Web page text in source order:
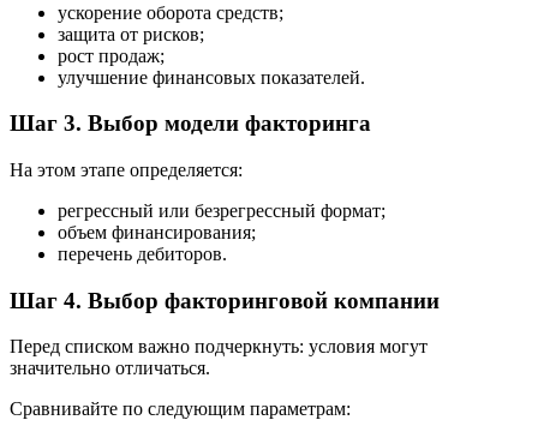
ускорение оборота средств;
защита от рисков;
рост продаж;
улучшение финансовых показателей.
Шаг 3. Выбор модели факторинга
На этом этапе определяется:
регрессный или безрегрессный формат;
объем финансирования;
перечень дебиторов.
Шаг 4. Выбор факторинговой компании
Перед списком важно подчеркнуть: условия могут
значительно отличаться.
Сравнивайте по следующим параметрам: